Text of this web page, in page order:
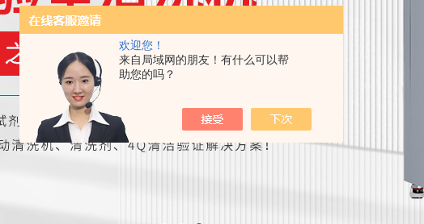
欢迎您！
来自局域网的朋友！有什么可以帮
助您的吗？